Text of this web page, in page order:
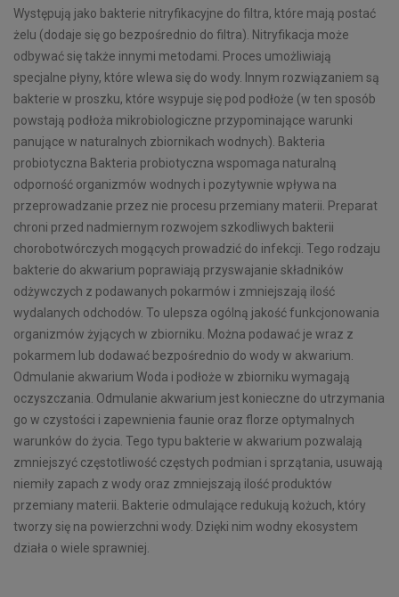
Występują jako bakterie nitryfikacyjne do filtra, które mają postać
żelu (dodaje się go bezpośrednio do filtra). Nitryfikacja może
odbywać się także innymi metodami. Proces umożliwiają
specjalne płyny, które wlewa się do wody. Innym rozwiązaniem są
bakterie w proszku, które wsypuje się pod podłoże (w ten sposób
powstają podłoża mikrobiologiczne przypominające warunki
panujące w naturalnych zbiornikach wodnych). Bakteria
probiotyczna Bakteria probiotyczna wspomaga naturalną
odporność organizmów wodnych i pozytywnie wpływa na
przeprowadzanie przez nie procesu przemiany materii. Preparat
chroni przed nadmiernym rozwojem szkodliwych bakterii
chorobotwórczych mogących prowadzić do infekcji. Tego rodzaju
bakterie do akwarium poprawiają przyswajanie składników
odżywczych z podawanych pokarmów i zmniejszają ilość
wydalanych odchodów. To ulepsza ogólną jakość funkcjonowania
organizmów żyjących w zbiorniku. Można podawać je wraz z
pokarmem lub dodawać bezpośrednio do wody w akwarium.
Odmulanie akwarium Woda i podłoże w zbiorniku wymagają
oczyszczania. Odmulanie akwarium jest konieczne do utrzymania
go w czystości i zapewnienia faunie oraz florze optymalnych
warunków do życia. Tego typu bakterie w akwarium pozwalają
zmniejszyć częstotliwość częstych podmian i sprzątania, usuwają
niemiły zapach z wody oraz zmniejszają ilość produktów
przemiany materii. Bakterie odmulające redukują kożuch, który
tworzy się na powierzchni wody. Dzięki nim wodny ekosystem
działa o wiele sprawniej.